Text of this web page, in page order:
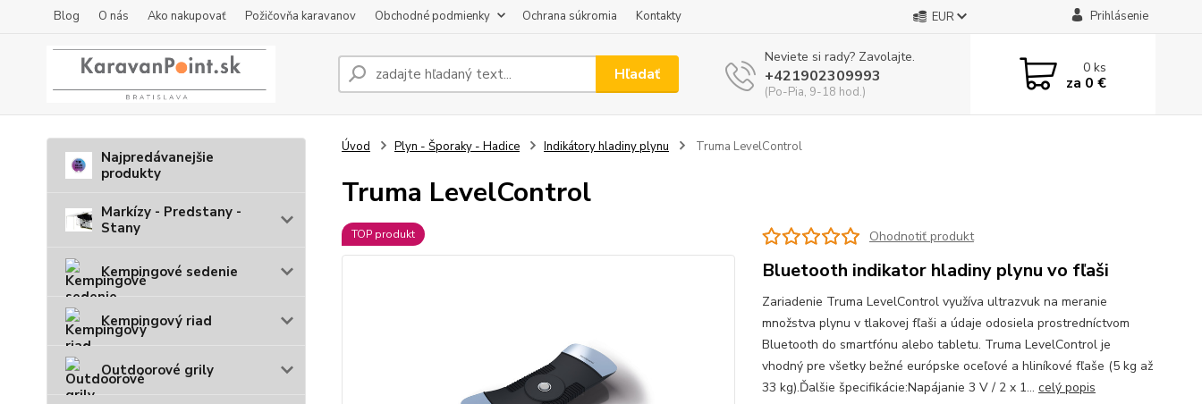
Blog O nás Ako nakupovať Požičovňa karavanov Obchodné podmienky Ochrana súkromia Kontakty EUR Prihlásenie
Hľadať
Neviete si rady? Zavolajte.
+421902309993
(Po-Pia, 9-18 hod.)
0ks
za 0 €
Najpredávanejšie
produkty
Markízy - Predstany -
Stany
Kempingové sedenie
Kempingový riad
Outdoorové grily
Úvod Plyn - Šporaky - Hadice Indikátory hladiny plynu Truma LevelControl
Truma LevelControl
TOP produkt Ohodnotiť produkt
Bluetooth indikator hladiny plynu vo fľaši
Zariadenie Truma LevelControl využíva ultrazvuk na meranie
množstva plynu v tlakovej fľaši a údaje odosiela prostredníctvom
Bluetooth do smartfónu alebo tabletu. Truma LevelControl je
vhodný pre všetky bežné európske oceľové a hliníkové fľaše (5 kg až
33 kg).Ďalšie špecifikácie:Napájanie 3 V / 2 x 1... celý popis